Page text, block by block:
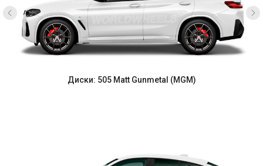
Диски: 505 Matt Gunmetal (MGM)